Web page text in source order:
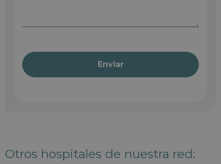
Enviar
Otros hospitales de nuestra red: